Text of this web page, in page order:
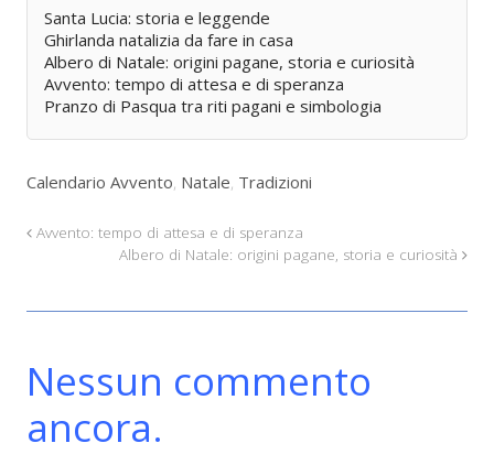
Santa Lucia: storia e leggende
Ghirlanda natalizia da fare in casa
Albero di Natale: origini pagane, storia e curiosità
Avvento: tempo di attesa e di speranza
Pranzo di Pasqua tra riti pagani e simbologia
Calendario Avvento Natale Tradizioni
Avvento: tempo di attesa e di speranza
Albero di Natale: origini pagane, storia e curiosità
Nessun commento
ancora.